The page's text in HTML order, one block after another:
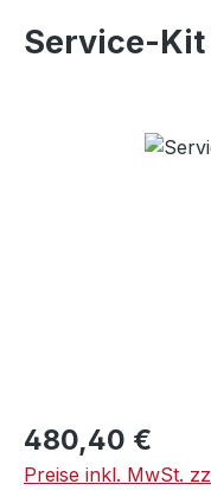
Service-Kit
Bildergalerie
Regulärer Preis:
480,40 €
Preise inkl. MwSt.